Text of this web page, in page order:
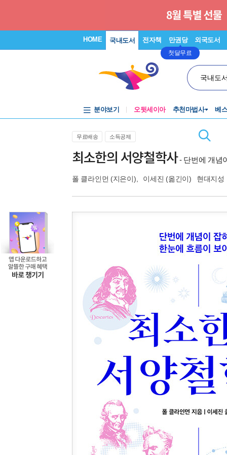
HOME 국내도서 전자책 만권당
첫달무료
외국도서
국내도
분야보기 오뒷세이아 추천마법사 베
무료배송 소득공제
최소한의 서양철학사- 단번에 개념
폴 클라인먼 (지은이), 이세진 (옮긴이) 현대지성